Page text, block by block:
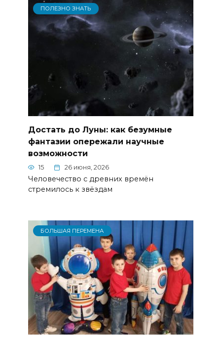
ПОЛЕЗНО ЗНАТЬ
Достать до Луны: как безумные
фантазии опережали научные
возможности
15 26 июня, 2026
Человечество с древних времён
стремилось к звёздам
БОЛЬШАЯ ПЕРЕМЕНА